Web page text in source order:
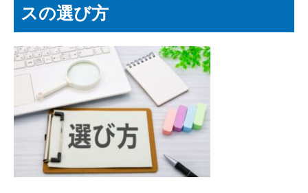
スの選び方